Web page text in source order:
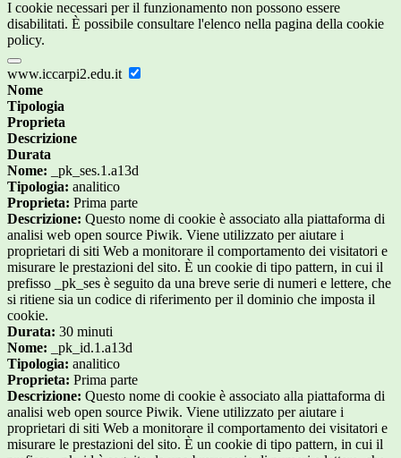
I cookie necessari per il funzionamento non possono essere
disabilitati. È possibile consultare l'elenco nella pagina della cookie
policy.
www.iccarpi2.edu.it
Nome
Tipologia
Proprieta
Descrizione
Durata
Nome: _pk_ses.1.a13d
Tipologia: analitico
Proprieta: Prima parte
Descrizione: Questo nome di cookie è associato alla piattaforma di
analisi web open source Piwik. Viene utilizzato per aiutare i
proprietari di siti Web a monitorare il comportamento dei visitatori e
misurare le prestazioni del sito. È un cookie di tipo pattern, in cui il
prefisso _pk_ses è seguito da una breve serie di numeri e lettere, che
si ritiene sia un codice di riferimento per il dominio che imposta il
cookie.
Durata: 30 minuti
Nome: _pk_id.1.a13d
Tipologia: analitico
Proprieta: Prima parte
Descrizione: Questo nome di cookie è associato alla piattaforma di
analisi web open source Piwik. Viene utilizzato per aiutare i
proprietari di siti Web a monitorare il comportamento dei visitatori e
misurare le prestazioni del sito. È un cookie di tipo pattern, in cui il